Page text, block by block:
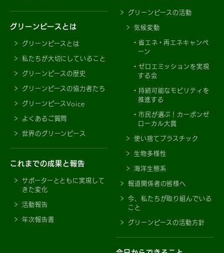
グリーンピースとは
グリーンピースとは
私たちが大切にしていること
グリーンピースの歴史
グリーンピースの協力者たち
グリーンピースVoice
よくあるご質問
世界のグリーンピース
これまでの成果と報告
サポーターとともに実現して
きた変化
活動報告
年次報告書
グリーンピースの活動
気候変動
省エネ・再エネキャンペ
ーン
ゼロエミッションを実現
する会
持続可能なモビリティを
推進する
市民が選ぶ！カーボンゼ
ローカル大賞
使い捨てプラスチック
生物多様性
海洋生態系
報道関係者の皆様へ
今、私たちが取り組んでいる
こと
グリーンピースの活動方針